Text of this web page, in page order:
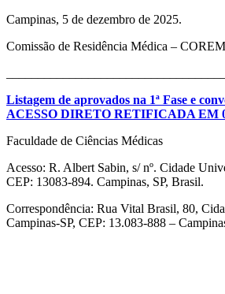
Campinas, 5 de dezembro de 2025.
Comissão de Residência Médica –
Listagem de aprovados na 1ª Fase e
ACESSO DIRETO RETIFICADA EM
Faculdade de Ciências Médicas
Acesso: R. Albert Sabin, s/ nº. Cidade
CEP: 13083-894. Campinas, SP, Brasil.
Correspondência: Rua Vital Brasil, 80,
Campinas-SP, CEP: 13.083-888 –